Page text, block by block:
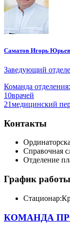
Саматов Игорь
Заведующий
Команда отделения:
10врачей
21медицинский
Контакты
Справочная
Отделение
График работы
Стационар:
КОМАНДА